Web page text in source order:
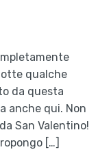
qualche
da questa
anche qui. Non
San Valentino!
[…]